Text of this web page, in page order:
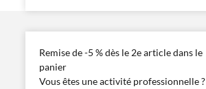
Remise de -5 % dès le 2e article dans le
panier
Vous êtes une activité professionnelle ?